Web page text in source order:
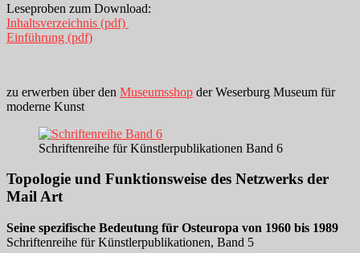
Leseproben zum Download:
Inhaltsverzeichnis (pdf)
Einführung (pdf)
zu erwerben über den Museumsshop der Weserburg Museum für
moderne Kunst
Schriftenreihe für Künstlerpublikationen Band 6
Topologie und Funktionsweise des Netzwerks der
Mail Art
Seine spezifische Bedeutung für Osteuropa von 1960 bis 1989
Schriftenreihe für Künstlerpublikationen, Band 5